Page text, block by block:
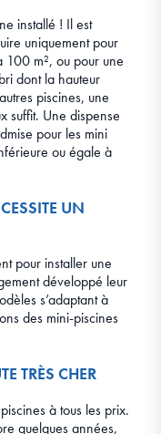
installé ! Il est
uniquement pour
100 m², ou pour une
dont la hauteur
piscines, une
suffit. Une dispense
pour les mini
ou égale à
UN
pour installer une
développé leur
s’adaptant à
des mini-piscines
TRÈS CHER
à tous les prix.
quelques années,